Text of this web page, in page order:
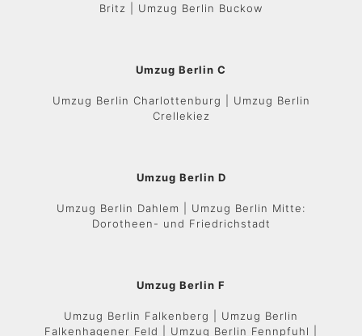
Britz | Umzug Berlin Buckow
Umzug Berlin C
Umzug Berlin Charlottenburg | Umzug Berlin
Crellekiez
Umzug Berlin D
Umzug Berlin Dahlem | Umzug Berlin Mitte:
Dorotheen- und Friedrichstadt
Umzug Berlin F
Umzug Berlin Falkenberg | Umzug Berlin
Falkenhagener Feld | Umzug Berlin Fennpfuhl |